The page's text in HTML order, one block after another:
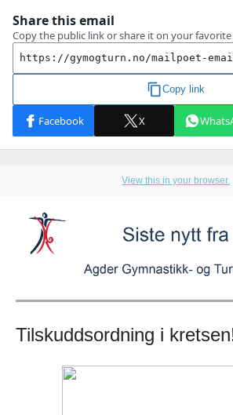
View this in your browser.
Tilskuddsordning i